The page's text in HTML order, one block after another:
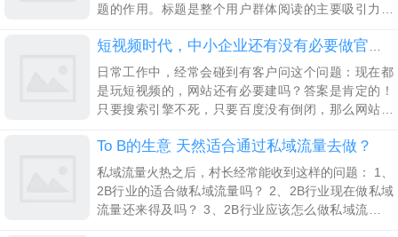
题的作用。标题是整个用户群体阅读的主要吸引力，
目前微信公众号推文标题分为两种，一种是我们通常
理解的
短视频时代，中小企业还有没有必要做官方网站建设？
日常工作中，经常会碰到有客户问这个问题：现在都
是玩短视频的，网站还有必要建吗？答案是肯定的！
只要搜索引擎不死，只要百度没有倒闭，那么网站就
实也懂这个道理，但是大部分人的心理是，“我只要大
To B的生意 天然适合通过私域流量去做？
私域流量火热之后，村长经常能收到这样的问题： 1、
2B行业的适合做私域流量吗？ 2、2B行业现在做私域
流量还来得及吗？ 3、2B行业应该怎么做私域流量？